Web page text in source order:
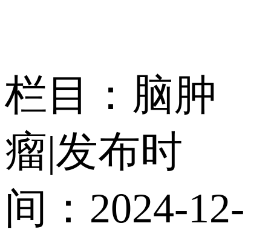
栏目：脑肿
瘤|发布时
间：2024-12-